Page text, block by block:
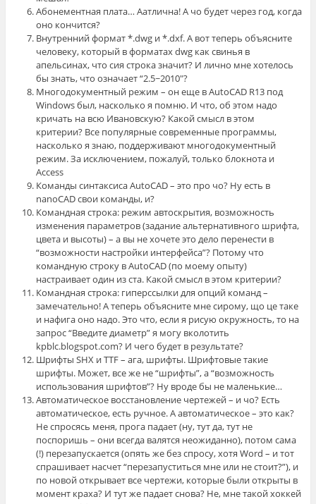
Абонементная плата… Аатлична! А чо будет через год, когда
оно кончится?
Внутренний формат *.dwg и *.dxf. А вот теперь объясните
человеку, который в форматах dwg как свинья в
апельсинах, что сия строка значит? И лично мне хотелось
бы знать, что означает “2.5~2010″?
Многодокументный режим – он еще в AutoCAD R13 под
Windows был, насколько я помню. И что, об этом надо
кричать на всю Ивановскую? Какой смысл в этом
критерии? Все популярные современные программы,
насколько я знаю, поддерживают многодокументный
режим. За исключением, пожалуй, только блокнота и
Access
Команды синтаксиса AutoCAD – это про чо? Ну есть в
nanoCAD свои команды, и?
Командная строка: режим автоскрытия, возможность
изменения параметров (задание альтернативного шрифта,
цвета и высоты) – а вы не хочете это дело перенести в
“возможности настройки интерфейса”? Потому что
командную строку в AutoCAD (по моему опыту)
настраивает один из ста. Какой смысл в этом критерии?
Командная строка: гиперссылки для опций команд –
замечательно! А теперь объясните мне сирому, що це таке
и нафига оно надо. Это что, если я рисую окружность, то на
запрос “Введите диаметр” я могу вколотить
kpblc.blogspot.com? И чего будет в результате?
Шрифты SHX и TTF – ага, шрифты. Шрифтовые такие
шрифты. Может, все же не “шрифты”, а “возможность
использования шрифтов”? Ну вроде бы не маленькие…
Автоматическое восстановление чертежей – и чо? Есть
автоматическое, есть ручное. А автоматическое – это как?
Не спросясь меня, прога падает (ну, тут да, тут не
поспоришь – они всегда валятся неожиданно), потом сама
(!) перезапускается (опять же без спросу, хотя Word – и тот
спрашивает насчет “перезапуститься мне или не стоит?”), и
по новой открывает все чертежи, которые были открыты в
момент краха? И тут же падает снова? Не, мне такой хоккей